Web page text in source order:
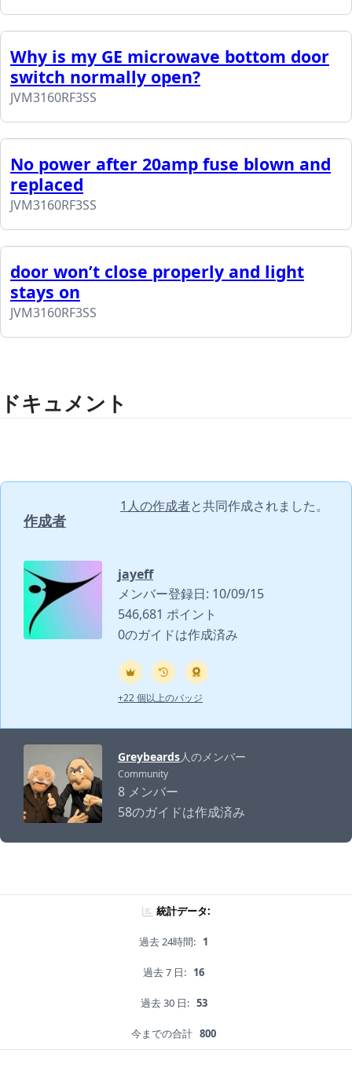
Why is my GE microwave bottom door
switch normally open?
JVM3160RF3SS
No power after 20amp fuse blown and
replaced
JVM3160RF3SS
door won’t close properly and light
stays on
JVM3160RF3SS
ドキュメント
作成者
1人の作成者と共同作成されました。
jayeff
メンバー登録日: 10/09/15
546,681 ポイント
0のガイドは作成済み
+22 個以上のバッジ
Greybeards人のメンバー
Community
8 メンバー
58のガイドは作成済み
統計データ:
過去 24時間: 1
過去 7 日: 16
過去 30 日: 53
今までの合計 800